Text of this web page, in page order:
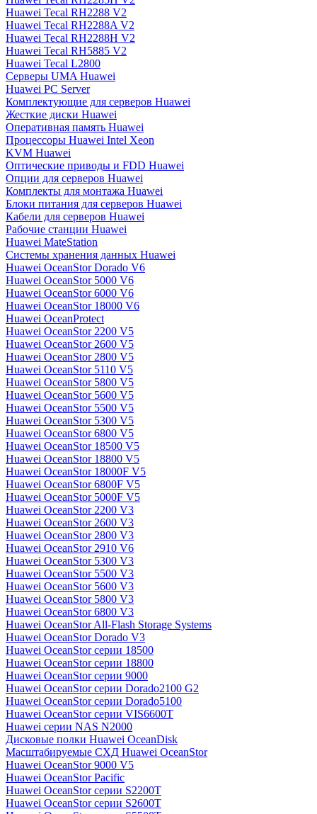
Huawei Tecal RH2288 V2
Huawei Tecal RH2288A V2
Huawei Tecal RH2288H V2
Huawei Tecal RH5885 V2
Huawei Tecal L2800
Серверы UMA Huawei
Huawei PC Server
Комплектующие для серверов Huawei
Жесткие диски Huawei
Оперативная память Huawei
Процессоры Huawei Intel Xeon
KVM Huawei
Оптические приводы и FDD Huawei
Опции для серверов Huawei
Комплекты для монтажа Huawei
Блоки питания для серверов Huawei
Кабели для серверов Huawei
Рабочие станции Huawei
Huawei MateStation
Системы хранения данных Huawei
Huawei OceanStor Dorado V6
Huawei OceanStor 5000 V6
Huawei OceanStor 6000 V6
Huawei OceanStor 18000 V6
Huawei OceanProtect
Huawei OceanStor 2200 V5
Huawei OceanStor 2600 V5
Huawei OceanStor 2800 V5
Huawei OceanStor 5110 V5
Huawei OceanStor 5800 V5
Huawei OceanStor 5600 V5
Huawei OceanStor 5500 V5
Huawei OceanStor 5300 V5
Huawei OceanStor 6800 V5
Huawei OceanStor 18500 V5
Huawei OceanStor 18800 V5
Huawei OceanStor 18000F V5
Huawei OceanStor 6800F V5
Huawei OceanStor 5000F V5
Huawei OceanStor 2200 V3
Huawei OceanStor 2600 V3
Huawei OceanStor 2800 V3
Huawei OceanStor 2910 V6
Huawei OceanStor 5300 V3
Huawei OceanStor 5500 V3
Huawei OceanStor 5600 V3
Huawei OceanStor 5800 V3
Huawei OceanStor 6800 V3
Huawei OceanStor All-Flash Storage Systems
Huawei OceanStor Dorado V3
Huawei OceanStor серии 18500
Huawei OceanStor серии 18800
Huawei OceanStor серии 9000
Huawei OceanStor серии Dorado2100 G2
Huawei OceanStor серии Dorado5100
Huawei OceanStor серии VIS6600T
Huawei серии NAS N2000
Дисковые полки Huawei OceanDisk
Масштабируемые СХД Huawei OceanStor
Huawei OceanStor 9000 V5
Huawei OceanStor Pacific
Huawei OceanStor серии S2200T
Huawei OceanStor серии S2600T